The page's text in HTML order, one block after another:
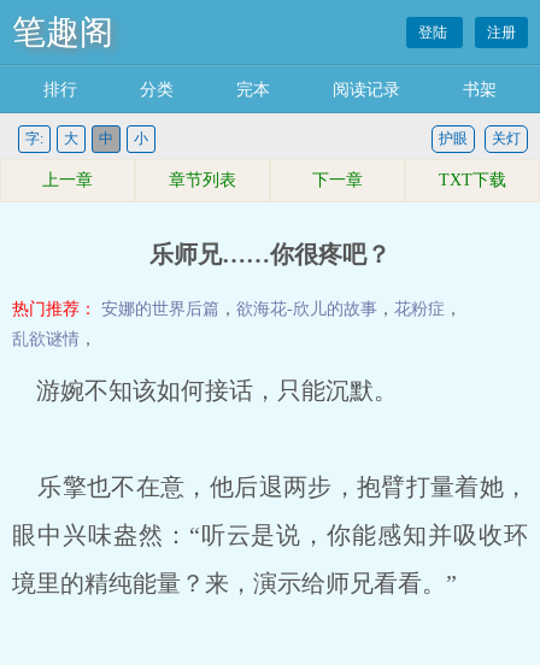
笔趣阁 登陆 注册
排行 分类 完本 阅读记录 书架
字: 大 中 小 关灯
护眼
上一章 章节列表 下一章 TXT下载
乐师兄……你很疼吧？
热门推荐： 安娜的世界后篇 ， 欲海花-欣儿的故事 ， 花粉症 ，
乱欲谜情 ，
游婉不知该如何接话，只能沉默。
乐擎也不在意，他后退两步，抱臂打量着她，
眼中兴味盎然：“听云是说，你能感知并吸收环
境里的精纯能量？来，演示给师兄看看。”